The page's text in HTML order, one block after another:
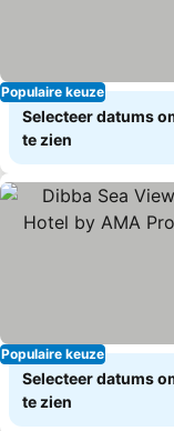
Populaire keuze
Selecteer datums
te zien
Populaire keuze
Selecteer datums
te zien